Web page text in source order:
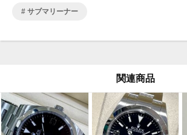
サブマリーナー
関連商品